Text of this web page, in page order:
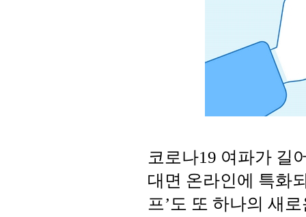
코로나19 여파가 길
대면 온라인에 특화
프’도 또 하나의 새